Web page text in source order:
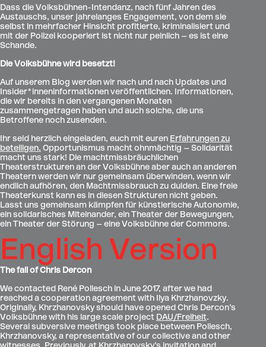
Dass die Volksbühnen-Intendanz, nach fünf Jahren des
Austauschs, unser jahrelanges Engagement, von dem sie
selbst in mehrfacher Hinsicht profitierte, kriminalisiert und
mit der Polizei kooperiert ist nicht nur peinlich – es ist eine
Schande.
Die Volksbühne wird besetzt!
Auf unserem Blog werden wir nach und nach Updates und
Insider*inneninformationen veröffentlichen. Informationen,
die wir bereits in den vergangenen Monaten
zusammengetragen haben und auch solche, die uns
Betroffene noch zusenden.
Ihr seid herzlich eingeladen, euch mit euren Erfahrungen zu
beteiligen. Opportunismus macht ohnmächtig – Solidarität
macht uns stark! Die machtmissbräuchlichen
Theaterstrukturen an der Volksbühne aber auch an anderen
Theatern werden wir nur gemeinsam überwinden, wenn wir
endlich aufhören, den Machtmissbrauch zu dulden. Eine freie
Theaterkunst kann es in diesen Strukturen nicht geben.
Lasst uns gemeinsam kämpfen für künstlerische Autonomie,
ein solidarisches Miteinander, ein Theater der Bewegungen,
ein Theater der Störung – eine Volksbühne der Commons.
English Version
The fall of Chris Dercon
We contacted René Pollesch in June 2017, after we had
reached a cooperation agreement with Ilya Khrzhanovzky.
Originally, Khrzhanovsky should have opened Chris Dercon’s
Volksbühne with his large scale project DAU/Freiheit.
Several subversive meetings took place between Pollesch,
Khrzhanovsky, a representative of our collective and other